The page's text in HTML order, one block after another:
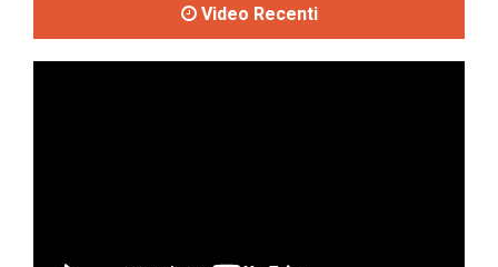
Video Recenti